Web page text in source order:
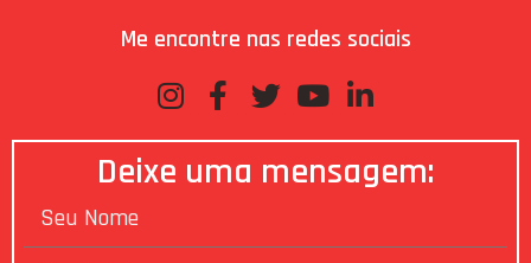
Me encontre nas redes sociais
Deixe uma mensagem: